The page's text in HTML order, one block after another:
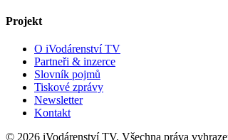
Projekt
O iVodárenství TV
Partneři & inzerce
Slovník pojmů
Tiskové zprávy
Newsletter
Kontakt
© 2026 iVodárenství TV. Všechna práva